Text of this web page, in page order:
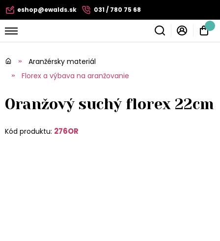
eshop@ewalds.sk 031 / 780 75 68
Aranžérsky materiál
Florex a výbava na aranžovanie
Oranžový suchý florex 22cm
Kód produktu: 276OR